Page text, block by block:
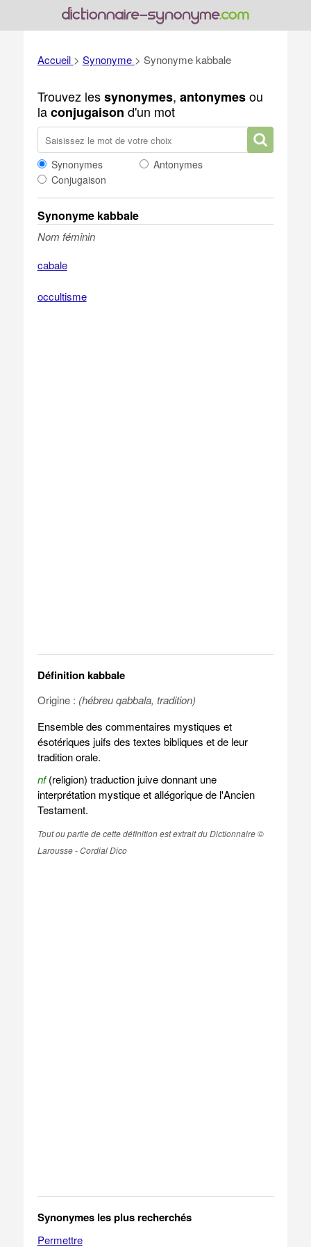
Accueil > Synonyme > Synonyme kabbale
Trouvez lessynonymes, antonymesou
laconjugaison d'un mot
Synonymes
Antonymes
Conjugaison
Synonyme kabbale
Nom féminin
cabale
occultisme
Définition kabbale
Origine : (hébreu qabbala, tradition)
Ensemble des commentaires mystiques et
ésotériques juifs des textes bibliques et de leur
tradition orale.
nf(religion) traduction juive donnant une
interprétation mystique et allégorique de l'Ancien
Testament.
Tout ou partie de cette définition est extrait du Dictionnaire ©
Larousse - Cordial Dico
Synonymes les plus recherchés
Permettre